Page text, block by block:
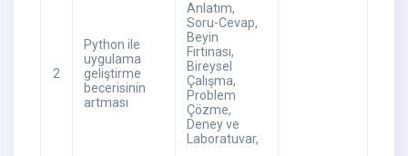
2
Python ile
uygulama
geliştirme
becerisinin
artması
Anlatım,
Soru-Cevap,
Beyin
Fırtınası,
Bireysel
Çalışma,
Problem
Çözme,
Deney ve
Laboratuvar,